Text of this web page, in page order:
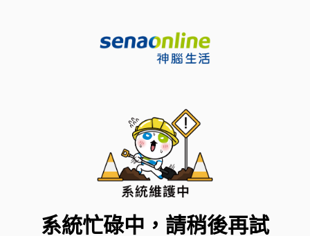
系統忙碌中，請稍後再試